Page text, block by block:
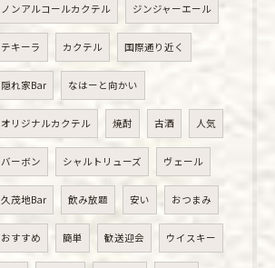
ノンアルコールカクテル ジンジャーエール
テキーラ カクテル 国際通り近く
隠れ家Bar なはーと向かい
オリジナルカクテル 焼酎 古酒 人気
バーボン シャルトリューズ ヴェール
久茂地Bar 飲み放題 安い おつまみ
おすすめ 簡単 歓送迎会 ウイスキー